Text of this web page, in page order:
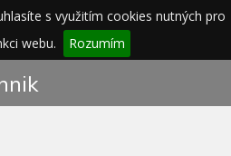
s využitím cookies nutných pro
webu.
Rozumím